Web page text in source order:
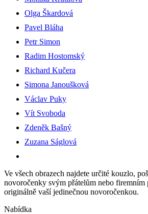
Olga Škardová
Pavel Bláha
Petr Simon
Radim Hostomský
Richard Kučera
Simona Janoušková
Václav Puky
Vít Svoboda
Zdeněk Bašný
Zuzana Ságlová
Ve všech obrazech najdete určité kouzlo,
novoročenky svým přátelům nebo firemním
originálně vaší jedinečnou novoročenkou.
Nabídka